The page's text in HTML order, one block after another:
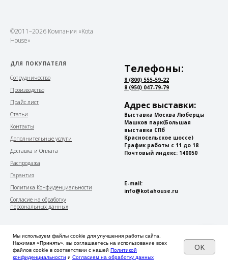
©2011–2026 Компания «Kota
House»
ДЛЯ ПОКУПАТЕЛЯ
Сотрудничество
Производство
Прайс лист
Статьи
Контакты
Дополнительные услуги
Доставка и Оплата
Распродажа
Гарантия
Политика Конфиденциальности
Согласие на обработку
персональных данных
Телефоны:
8 (800) 555-59-22
8 (950) 047-79-79
Адрес выставки:
Выставка Москва Люберцы
Машков парк(Большая
выставка СПб
Красносельское шоссе)
График работы с 11 до 18
Почтовый индекс: 140050
E-mail:
info@kotahouse.ru
Копирование материалов сайта запрещено
Все ресурсы сайта https://kotahouse.ru включая текстовую,
графическую и видео информацию, структуру и
Мы используем файлы cookie для улучшения работы сайта.
Нажимая «Принять», вы соглашаетесь на использование всех
файлов cookie в соответствии с нашей Политикой
конфиденциальности и Согласием на обработку данных
OK